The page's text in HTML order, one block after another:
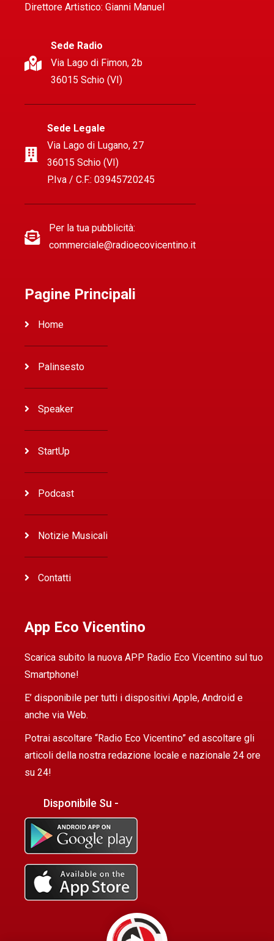
Direttore Artistico: Gianni Manuel
Sede Radio
Via Lago di Fimon, 2b
36015 Schio (VI)
Sede Legale
Via Lago di Lugano, 27
36015 Schio (VI)
P.Iva / C.F.: 03945720245
Per la tua pubblicità:
commerciale@radioecovicentino.it
Pagine Principali
Home
Palinsesto
Speaker
StartUp
Podcast
Notizie Musicali
Contatti
App Eco Vicentino
Scarica subito la nuova APP Radio Eco Vicentino sul tuo
Smartphone!
E’ disponibile per tutti i dispositivi Apple, Android e
anche via Web.
Potrai ascoltare “Radio Eco Vicentino” ed ascoltare gli
articoli della nostra redazione locale e nazionale 24 ore
su 24!
Disponibile Su -